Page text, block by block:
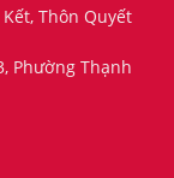
Thôn Quyết
Phường Thạnh